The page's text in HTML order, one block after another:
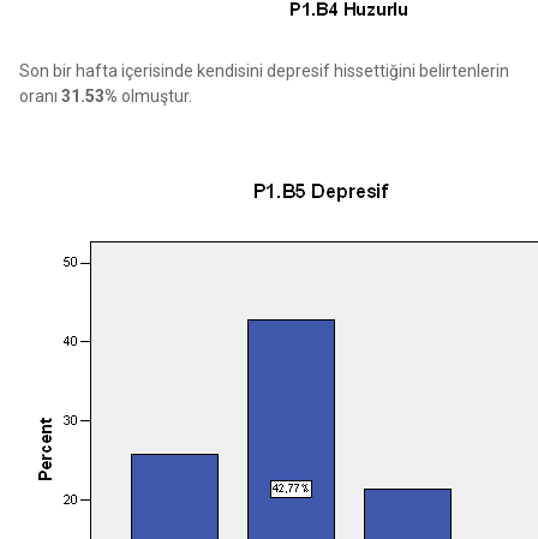
Son bir hafta içerisinde kendisini depresif hissettiğini belirtenlerin
oranı 31.53% olmuştur.